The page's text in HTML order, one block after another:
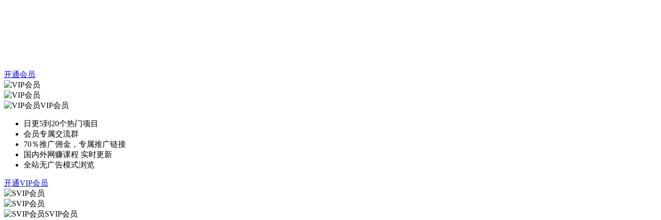
开通会员
VIP会员
日更5到20个热门项目
会员专属交流群
70％推广佣金，专属推广链接
国内外网赚课程 实时更新
全站无广告模式浏览
开通VIP会员
SVIP会员